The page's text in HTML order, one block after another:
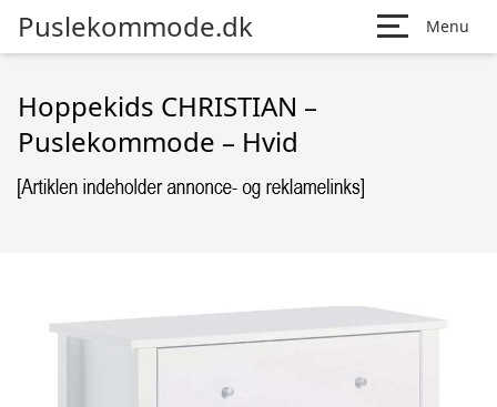
Puslekommode.dk Menu
Hoppekids CHRISTIAN –
Puslekommode – Hvid